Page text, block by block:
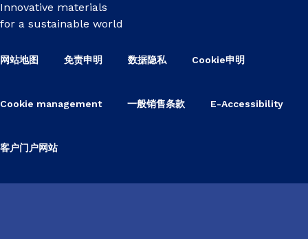
Innovative materials
for a sustainable world
网站地图 免责申明 数据隐私 Cookie申明
Cookie management 一般销售条款 E-Accessibility
客户门户网站